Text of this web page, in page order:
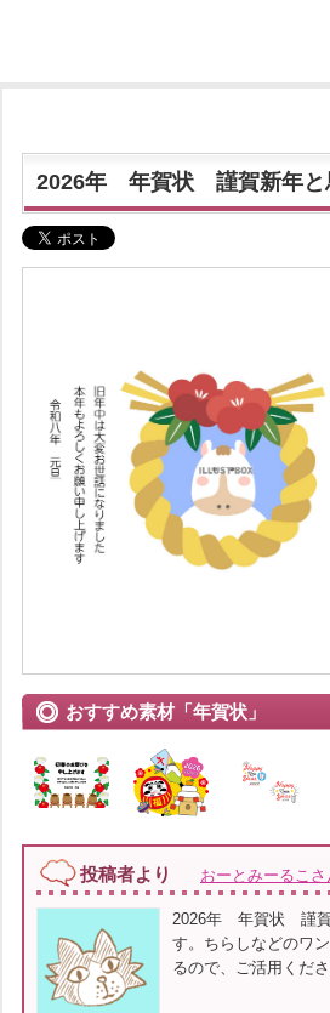
2026年 年賀状 謹賀新年と
おすすめ素材「年賀状」
投稿者より おーとみーるこさ
2026年 年賀状 謹賀
す。ちらしなどのワ
るので、ご活用くだ